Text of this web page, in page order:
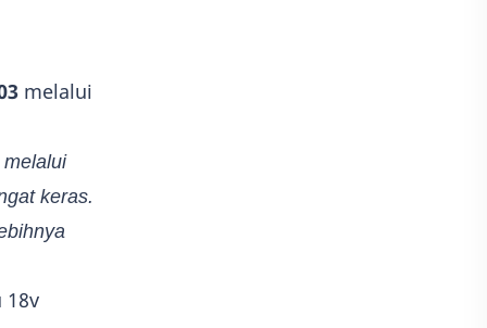
melalui
keras.
18v